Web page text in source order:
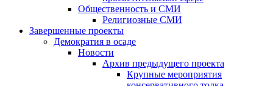
Общественность и СМИ
Религиозные СМИ
Завершенные проекты
Демократия в осаде
Новости
Архив предыдущего проекта
Крупные мероприятия